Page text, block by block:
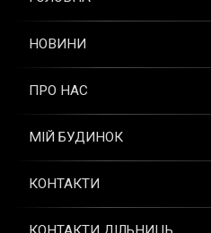
НОВИНИ
ПРО НАС
МІЙ БУДИНОК
КОНТАКТИ